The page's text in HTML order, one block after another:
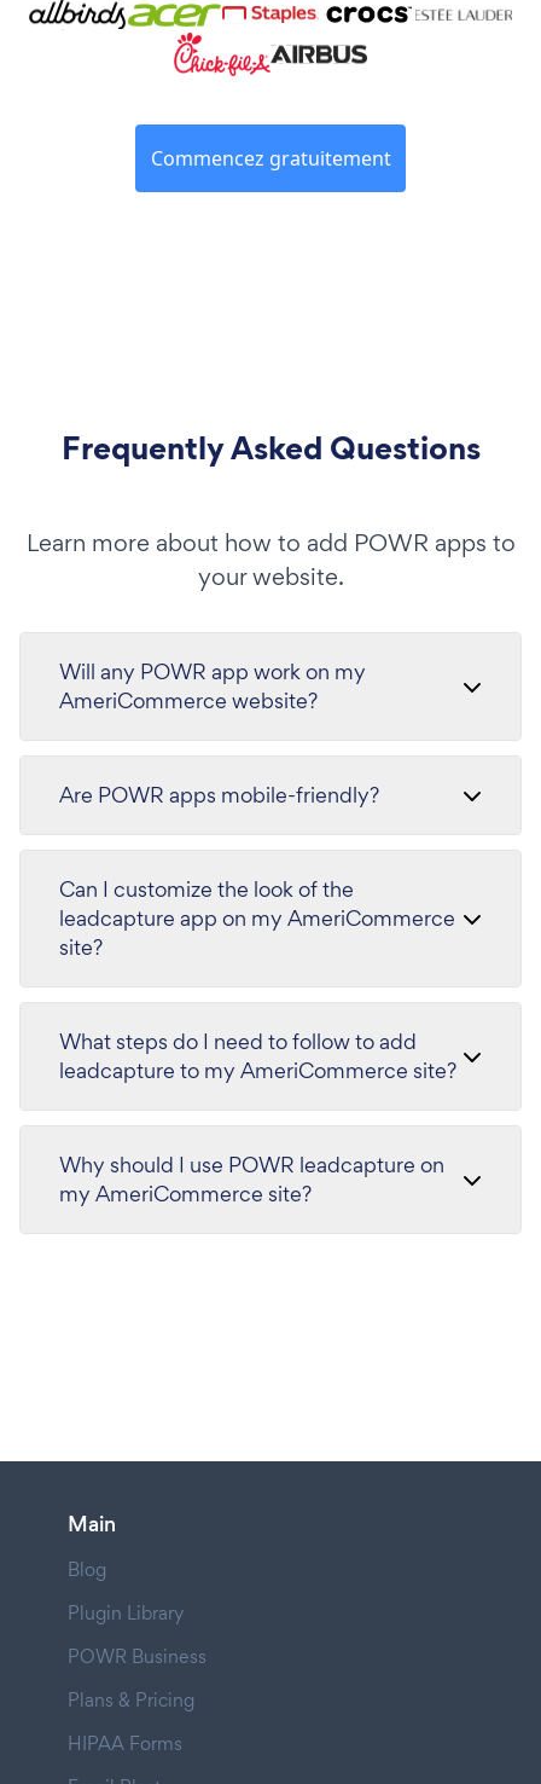
Commencez gratuitement
Frequently Asked Questions
Learn more about how to add POWR apps to
your website.
Will any POWR app work on my
AmeriCommerce website?
Are POWR apps mobile-friendly?
Can I customize the look of the
leadcapture app on my AmeriCommerce
site?
What steps do I need to follow to add
leadcapture to my AmeriCommerce site?
Why should I use POWR leadcapture on
my AmeriCommerce site?
Main
Blog
Plugin Library
POWR Business
Plans & Pricing
HIPAA Forms